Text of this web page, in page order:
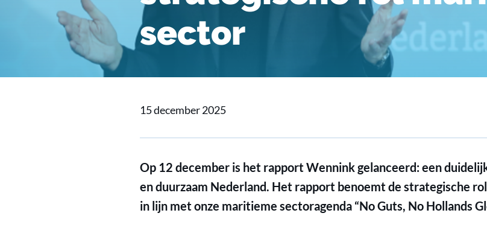
sector
15 december 2025
Op 12 december is het rapport Wennink gelanceerd: een
en duurzaam Nederland. Het rapport benoemt de strategische
in lijn met onze maritieme sectoragenda “No Guts, No Hollands